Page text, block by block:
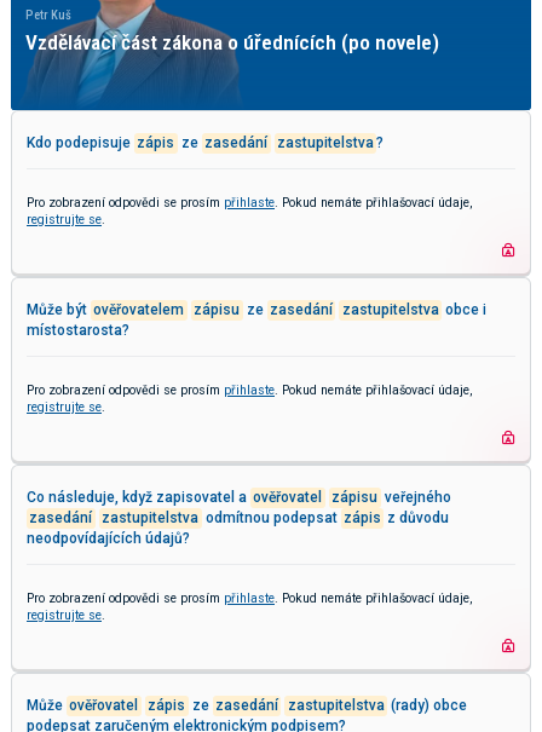
část zákona o úřednících (po novele)
Kdo podepisuje zápis ze zasedání zastupitelstva?
Pro zobrazení odpovědi se prosím přihlaste. Pokud nemáte přihlašovací údaje,
registrujte se.
Může být ověřovatelem zápisu ze zasedání zastupitelstva obce i
místostarosta?
Pro zobrazení odpovědi se prosím přihlaste. Pokud nemáte přihlašovací údaje,
registrujte se.
Co následuje, když zapisovatel a ověřovatel zápisu veřejného
zasedání
zastupitelstva odmítnou podepsat zápis z důvodu
neodpovídajících údajů?
Pro zobrazení odpovědi se prosím přihlaste. Pokud nemáte přihlašovací údaje,
registrujte se.
Může ověřovatel zápis ze zasedání zastupitelstva (rady) obce
podepsat zaručeným elektronickým podpisem?